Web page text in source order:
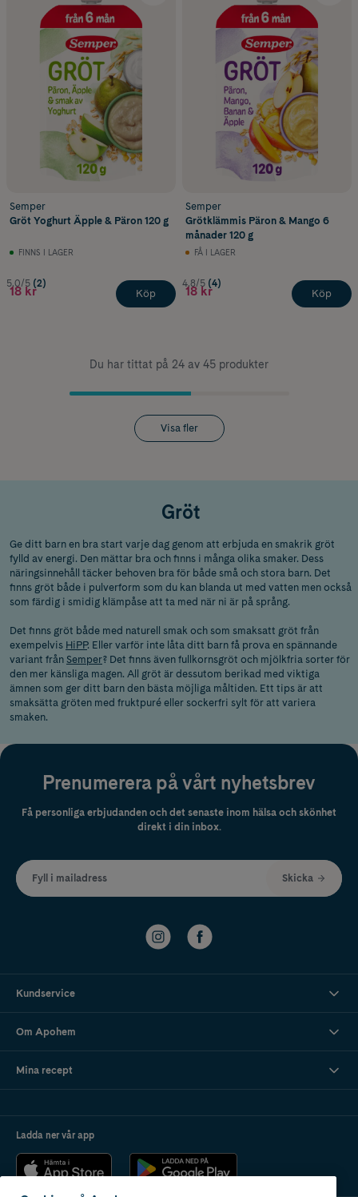
Semper
Gröt Yoghurt Äpple & Päron 120 g
FINNS I LAGER
5.0/5 (2)
18 kr Köp
Semper
Grötklämmis Päron & Mango 6
månader 120 g
FÅ I LAGER
4.8/5 (4)
18 kr Köp
Du har tittat på 24 av 45 produkter
Visa fler
Gröt
Ge ditt barn en bra start varje dag genom att erbjuda en smakrik gröt
fylld av energi. Den mättar bra och finns i många olika smaker. Dess
näringsinnehåll täcker behoven bra för både små och stora barn. Det
finns gröt både i pulverform som du kan blanda ut med vatten men också
som färdig i smidig klämpåse att ta med när ni är på språng.
Det finns gröt både med naturell smak och som smaksatt gröt från
exempelvis HiPP. Eller varför inte låta ditt barn få prova en spännande
variant från Semper? Det finns även fullkornsgröt och mjölkfria sorter för
den mer känsliga magen. All gröt är dessutom berikad med viktiga
ämnen som ger ditt barn den bästa möjliga måltiden. Ett tips är att
smaksätta gröten med fruktpuré eller sockerfri sylt för att variera
smaken.
Prenumerera på vårt nyhetsbrev
Få personliga erbjudanden och det senaste inom hälsa och skönhet
direkt i din inbox.
Fyll i mailadress Skicka
Kundservice
Om Apohem
Mina recept
Ladda ner vår app